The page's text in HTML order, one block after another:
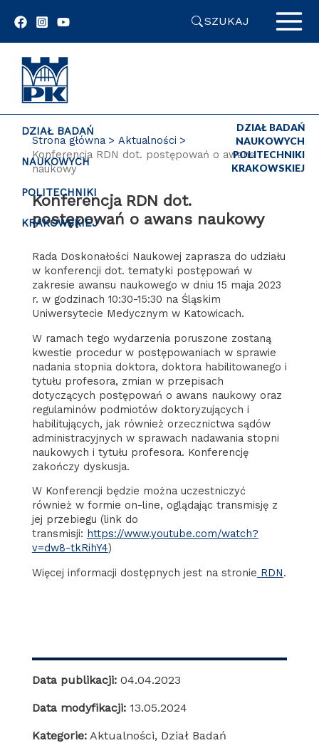
SZUKAJ
DZIAŁ BADAŃ
NAUKOWYCH
POLITECHNIKI
KRAKOWSKIEJ
DZIAŁ BADAŃ
NAUKOWYCH
POLITECHNIKI
KRAKOWSKIEJ
Strona główna
Aktualności
Konferencja RDN dot. postępowań o awans
naukowy
Konferencja RDN dot.
postępowań o awans naukowy
Rada Doskonałości Naukowej zaprasza do udziału
w konferencji dot. tematyki postępowań w
zakresie awansu naukowego w dniu 15 maja 2023
r. w godzinach 10:30-15:30 na Śląskim
Uniwersytecie Medycznym w Katowicach.
W ramach tego wydarzenia poruszone zostaną
kwestie procedur w postępowaniach w sprawie
nadania stopnia doktora, doktora habilitowanego i
tytułu profesora, zmian w przepisach
dotyczących postępowań o awans naukowy oraz
regulaminów podmiotów doktoryzujących i
habilitujących, jak również orzecznictwa sądów
administracyjnych w sprawach nadawania stopni
naukowych i tytułu profesora. Konferencję
zakończy dyskusja.
W Konferencji będzie można uczestniczyć
również w formie on-line, oglądając transmisję z
jej przebiegu (link do
transmisji: https://www.youtube.com/watch?
v=dw8-tkRihY4)
Więcej informacji dostępnych jest na stronie RDN.
Data publikacji: 04.04.2023
Data modyfikacji: 13.05.2024
Kategorie: Aktualności, Dział Badań